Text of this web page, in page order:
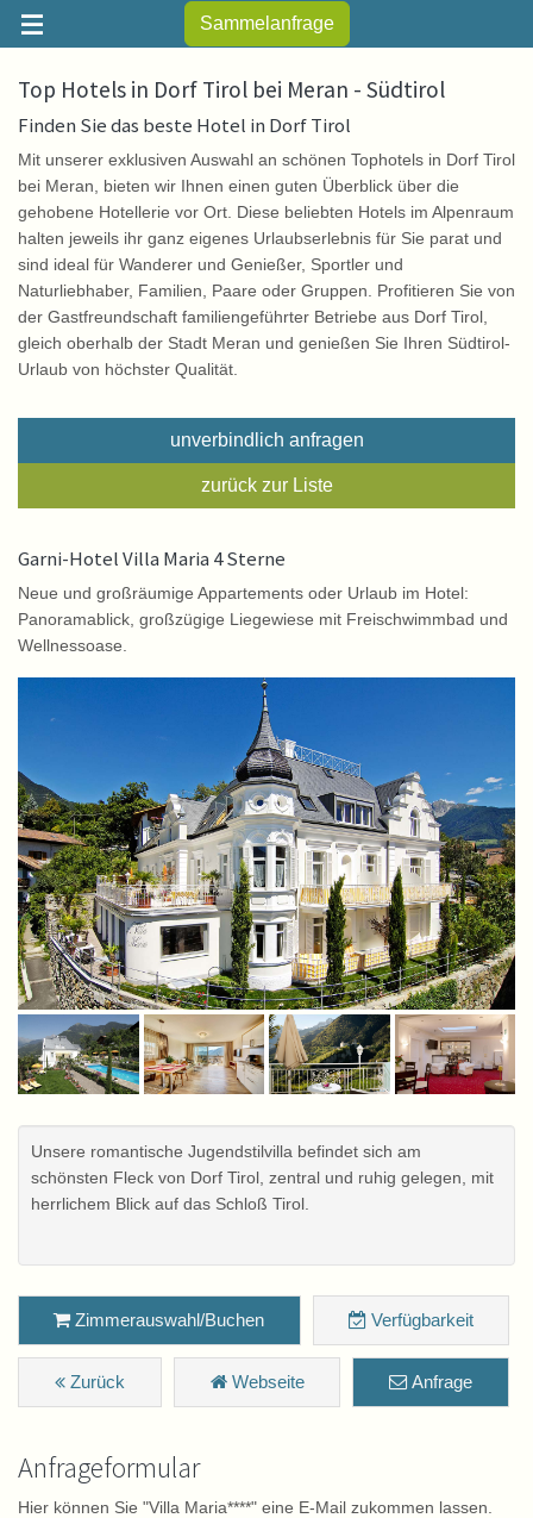
Sammelanfrage
Top Hotels in Dorf Tirol bei Meran - Südtirol
Finden Sie das beste Hotel in Dorf Tirol
Mit unserer exklusiven Auswahl an schönen Tophotels in Dorf Tirol
bei Meran, bieten wir Ihnen einen guten Überblick über die
gehobene Hotellerie vor Ort. Diese beliebten Hotels im Alpenraum
halten jeweils ihr ganz eigenes Urlaubserlebnis für Sie parat und
sind ideal für Wanderer und Genießer, Sportler und
Naturliebhaber, Familien, Paare oder Gruppen. Profitieren Sie von
der Gastfreundschaft familiengeführter Betriebe aus Dorf Tirol,
gleich oberhalb der Stadt Meran und genießen Sie Ihren Südtirol-
Urlaub von höchster Qualität.
unverbindlich anfragen
zurück zur Liste
Garni-Hotel Villa Maria 4 Sterne
Neue und großräumige Appartements oder Urlaub im Hotel:
Panoramablick, großzügige Liegewiese mit Freischwimmbad und
Wellnessoase.
Unsere romantische Jugendstilvilla befindet sich am
schönsten Fleck von Dorf Tirol, zentral und ruhig gelegen, mit
herrlichem Blick auf das Schloß Tirol.
Zimmerauswahl/Buchen Verfügbarkeit
Zurück Webseite Anfrage
Anfrageformular
Hier können Sie "Villa Maria****" eine E-Mail zukommen lassen.